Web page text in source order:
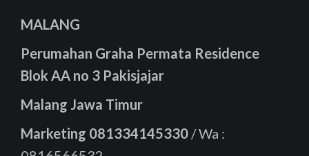
MALANG
Perumahan Graha Permata Residence
Blok AA no 3 Pakisjajar
Malang Jawa Timur
Marketing 081334145330 / Wa :